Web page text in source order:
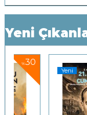
Yeni